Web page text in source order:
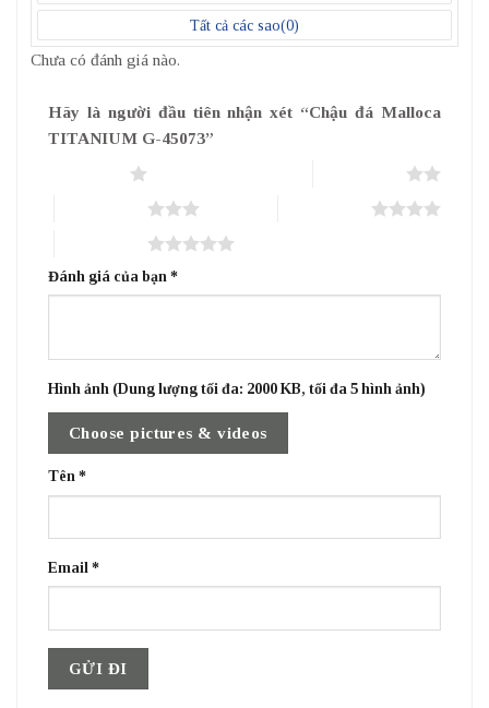
Tất cả các sao(0)
Chưa có đánh giá nào.
Hãy là người đầu tiên nhận xét “Chậu đá Malloca
TITANIUM G-45073”
Đánh giá của bạn *
Hình ảnh (Dung lượng tối đa: 2000 KB, tối đa 5 hình ảnh)
Choose pictures & videos
Tên *
Email *